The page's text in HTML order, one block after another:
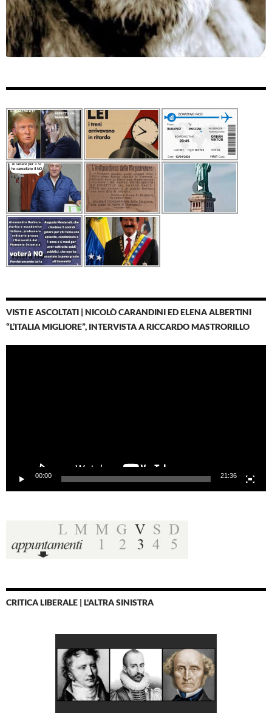
VISTI E ASCOLTATI | NICOLÒ CARANDINI ED ELENA ALBERTINI
“L’ITALIA MIGLIORE”, INTERVISTA A RICCARDO MASTRORILLO
00:00 21:36
CRITICA LIBERALE | L'ALTRA SINISTRA